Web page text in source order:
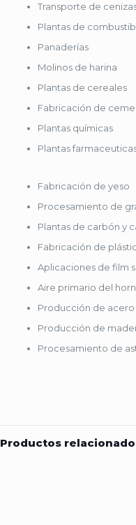
Transporte de
Plantas de
Panaderías
Molinos de harina
Plantas de cereales
Fabricación de
Plantas químicas
Plantas
Fabricación de yeso
Procesamiento de
Plantas de carbón y
Fabricación de
Aplicaciones de film
Aire primario del
Producción de acero
Producción de
Procesamiento de
Productos